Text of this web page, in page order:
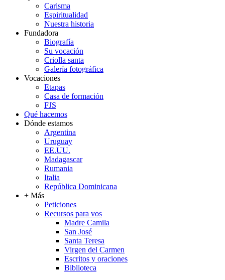
Carisma
Espiritualidad
Nuestra historia
Fundadora
Biografía
Su vocación
Criolla santa
Galería fotográfica
Vocaciones
Etapas
Casa de formación
FJS
Qué hacemos
Dónde estamos
Argentina
Uruguay
EE.UU.
Madagascar
Rumania
Italia
República Dominicana
+ Más
Peticiones
Recursos para vos
Madre Camila
San José
Santa Teresa
Virgen del Carmen
Escritos y oraciones
Biblioteca